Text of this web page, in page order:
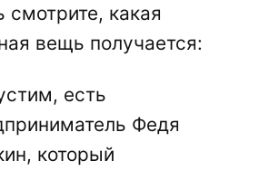
смотрите, какая
вещь получается:
есть
Федя
который